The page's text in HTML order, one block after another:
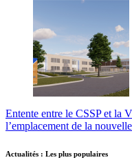
Entente entre le CSSP et la
l’emplacement de la
Actualités : Les plus populaires